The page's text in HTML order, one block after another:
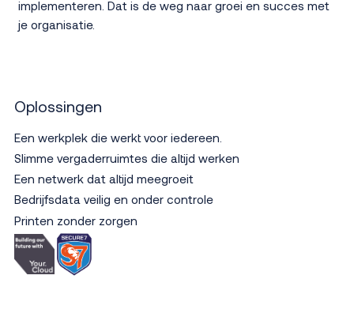
implementeren. Dat is de weg naar groei en succes met
je organisatie.
Oplossingen
Een werkplek die werkt voor iedereen.
Slimme vergaderruimtes die altijd werken
Een netwerk dat altijd meegroeit
Bedrijfsdata veilig en onder controle
Printen zonder zorgen